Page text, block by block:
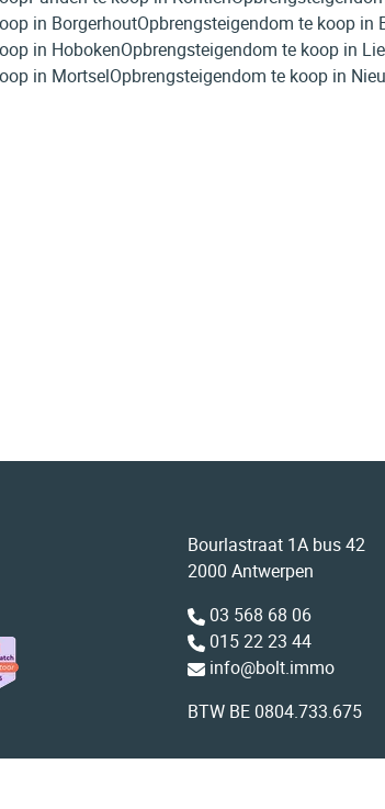
in BorgerhoutOpbrengsteigendom te koop in
in HobokenOpbrengsteigendom te koop in
in MortselOpbrengsteigendom te koop in
Bourlastraat 1A bus 42
2000 Antwerpen
03 568 68 06
015 22 23 44
info@bolt.immo
BTW BE 0804.733.675